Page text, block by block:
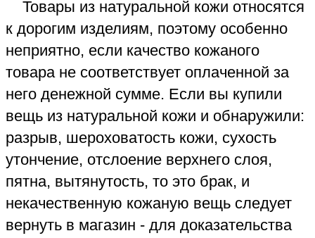
рекомендуем самостоятельно заказать её
в Независимом Экспертном Центре
"КРДэксперт" - телефон визу страницы.
Независимый эксперт-товаровед
выполнит экспертизу качества кожаной
одежды, сумки, кошелька, перчаток
органолептическим методом (без
разрушения товара или участка кожи):
визуально осматривая качество кожи,